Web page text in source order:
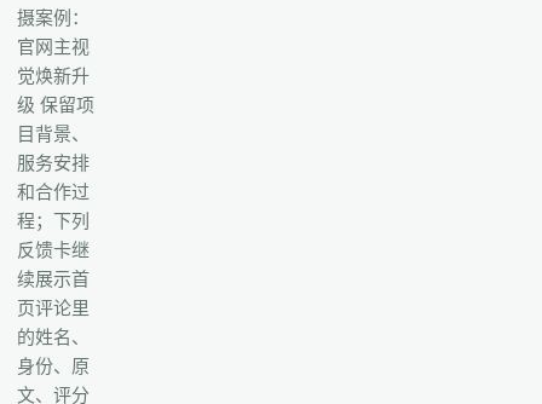
摄案例：
官网主视
觉焕新升
级 保留项
目背景、
服务安排
和合作过
程；下列
反馈卡继
续展示首
页评论里
的姓名、
身份、原
文、评分